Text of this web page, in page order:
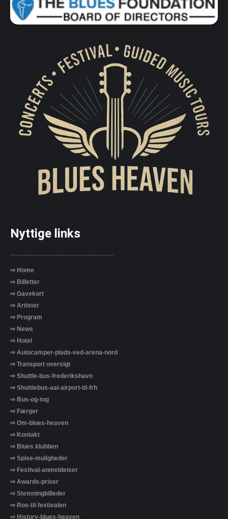
Nyttige links
⇨ Home
⇨ Billetter
⇨ Gavekort
⇨ Artister
⇨ Program
⇨ News
⇨ Hotel
⇨ Autocamper-plads-ved-arena-nord
⇨ Transport oversigt
⇨ Shuttle-bus-frederikshavn
⇨ Shuttlebus-aal-airport-til-frh
⇨ Bus-og-tog
⇨ Færger
⇨ Om-blues-heaven
⇨ Kontakt
⇨ Blues klubben
⇨ Spise-muligheder
⇨ Festival-anmeldelser
⇨ Awards-priser
⇨ Stemningbilleder
⇨ Ros-til-festivalen
⇨ History-blues-heaven